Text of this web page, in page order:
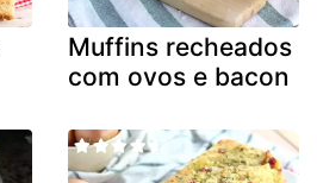
Muffins recheados
com ovos e bacon